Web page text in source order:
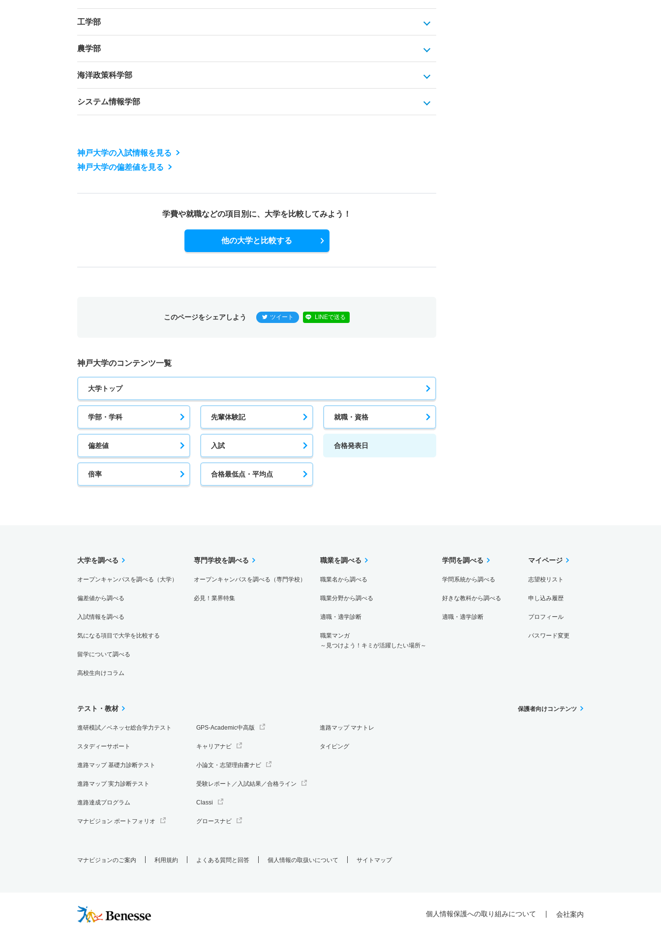
工学部
農学部
海洋政策科学部
システム情報学部
神戸大学の入試情報を見る
神戸大学の偏差値を見る
学費や就職などの項目別に、 大学を比較してみよう！
他の大学と比較する
このページをシェアしよう ツイート LINEで送る
神戸大学のコンテンツ一覧
大学トップ
学部・学科 先輩体験記 就職・資格
偏差値 入試 合格発表日
倍率 合格最低点・平均点
大学を調べる
オープンキャンパスを調べる（大学）
偏差値から調べる
入試情報を調べる
気になる項目で大学を比較する
留学について調べる
高校生向けコラム
専門学校を調べる
オープンキャンパスを調べる（専門学校）
必見！業界特集
職業を調べる
職業名から調べる
職業分野から調べる
適職・適学診断
職業マンガ
～見つけよう！キミが活躍したい場所～
学問を調べる
学問系統から調べる
好きな教科から調べる
適職・適学診断
マイページ
志望校リスト
申し込み履歴
プロフィール
パスワード変更
テスト・教材
進研模試／ベネッセ総合学力テスト
スタディーサポート
進路マップ 基礎力診断テスト
進路マップ 実力診断テスト
進路達成プログラム
マナビジョン ポートフォリオ
GPS-Academic中高版
キャリアナビ
小論文・志望理由書ナビ
受験レポート／入試結果／合格ライン
Classi
グロースナビ
進路マップ マナトレ
タイピング
保護者向けコンテンツ
マナビジョンのご案内 利用規約 よくある質問と回答 個人情報の取扱いについて サイトマップ
個人情報保護への取り組みについて 会社案内